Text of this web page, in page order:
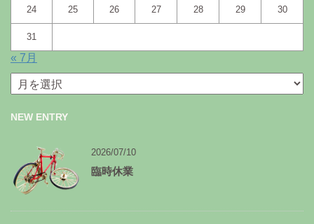
24 25 26 27 28 29 30
31
« 7月
月
別
ー
ブ
NEW ENTRY
2026/07/10
臨時休業